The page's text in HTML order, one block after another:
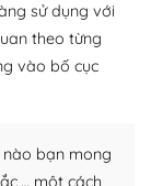
hỗ trợ bạn
thiết. Có
sử dụng với
theo từng
vào bố cục
bạn mong
một cách